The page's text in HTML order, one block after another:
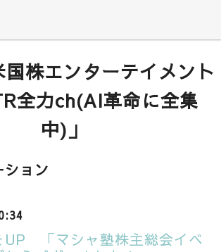
株エンターテイメント
全力ch(AI革命に全集
中)」
ション
UP 「マシャ塾株主総会イベ